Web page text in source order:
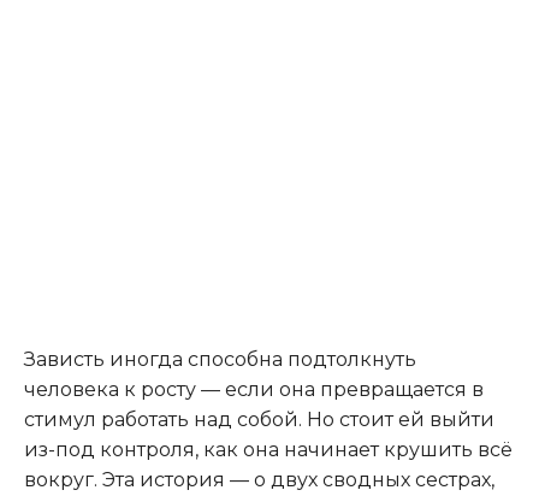
Зависть иногда способна подтолкнуть
человека к росту — если она превращается в
стимул работать над собой. Но стоит ей выйти
из-под контроля, как она начинает крушить всё
вокруг. Эта история — о двух сводных сестрах,